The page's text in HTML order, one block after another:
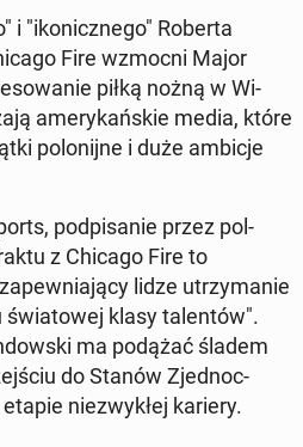
i "ikon­icznego" Roberta
Fire wzmocni Major
piłką nożną w Wi­
amerykańskie media, które
poloni­jne i duże ambicje
pod­pisanie przez pol­
z Chicago Fire to
lidze utrzy­manie
świa­towej klasy tal­en­tów".
ma podążać śladem
do Stanów Zjed­noc­
niezwykłej kariery.